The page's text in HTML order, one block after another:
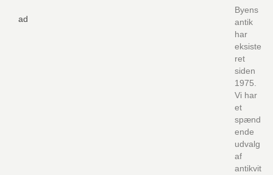
ad
Byens
antik
har
eksiste
ret
siden
1975.
Vi har
et
spænd
ende
udvalg
af
antikvit